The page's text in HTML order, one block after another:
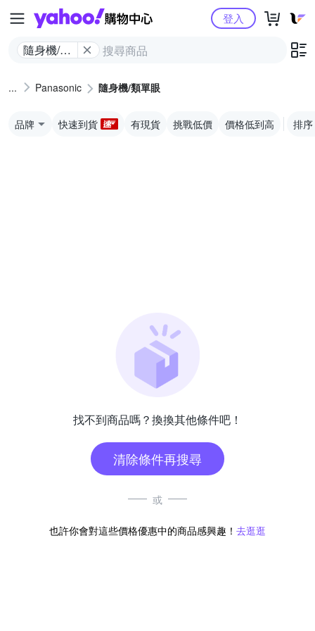
Yahoo購物中心
隨身機/類
登入
Panasonic 隨身機/類單眼
品牌 快速到貨 有現貨 挑戰低價 價格低到高 排序
找不到商品嗎？換換其他條件吧！
清除條件再搜尋
或
也許你會對這些價格優惠中的商品感興趣！ 去逛逛